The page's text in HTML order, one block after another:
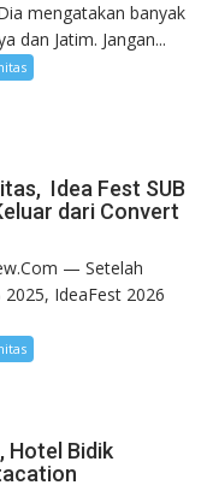
mengatakan banyak
dan Jatim. Jangan...
Idea Fest SUB
dari Convert
— Setelah
IdeaFest 2026
Hotel Bidik